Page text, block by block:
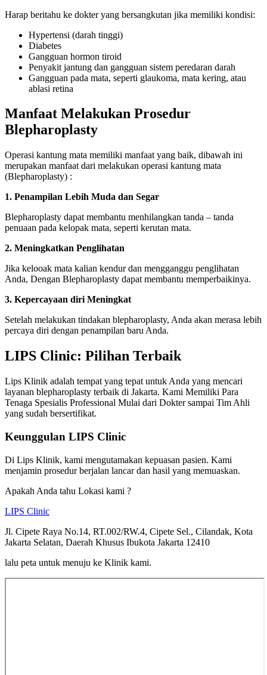
Harap beritahu ke dokter yang bersangkutan jika memiliki kondisi:
Hypertensi (darah tinggi)
Diabetes
Gangguan hormon tiroid
Penyakit jantung dan gangguan sistem peredaran darah
Gangguan pada mata, seperti glaukoma, mata kering, atau
ablasi retina
Manfaat Melakukan Prosedur
Blepharoplasty
Operasi kantung mata memiliki manfaat yang baik, dibawah ini
merupakan manfaat dari melakukan operasi kantung mata
(Blepharoplasty) :
1. Penampilan Lebih Muda dan Segar
Blepharoplasty dapat membantu menhilangkan tanda – tanda
penuaan pada kelopak mata, seperti kerutan mata.
2. Meningkatkan Penglihatan
Jika kelooak mata kalian kendur dan mengganggu penglihatan
Anda, Dengan Blepharoplasty dapat membantu memperbaikinya.
3. Kepercayaan diri Meningkat
Setelah melakukan tindakan blepharoplasty, Anda akan merasa lebih
percaya diri dengan penampilan baru Anda.
LIPS Clinic: Pilihan Terbaik
Lips Klinik adalah tempat yang tepat untuk Anda yang mencari
layanan blepharoplasty terbaik di Jakarta. Kami Memiliki Para
Tenaga Spesialis Professional Mulai dari Dokter sampai Tim Ahli
yang sudah bersertifikat.
Keunggulan LIPS Clinic
Di Lips Klinik, kami mengutamakan kepuasan pasien. Kami
menjamin prosedur berjalan lancar dan hasil yang memuaskan.
Apakah Anda tahu Lokasi kami ?
LIPS Clinic
Jl. Cipete Raya No.14, RT.002/RW.4, Cipete Sel., Cilandak, Kota
Jakarta Selatan, Daerah Khusus Ibukota Jakarta 12410
lalu peta untuk menuju ke Klinik kami.